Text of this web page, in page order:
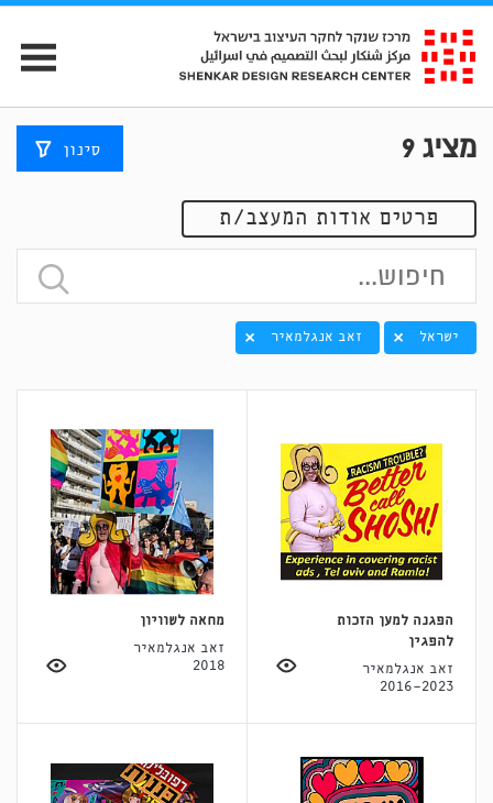
מציג9 סינון
פרטים אודות המעצב/ת
ישראל זאב אנגלמאיר
הפגנה למען הזכות
להפגין
זאב אנגלמאיר
2016-2023
מחאה לשוויון
זאב אנגלמאיר
2018